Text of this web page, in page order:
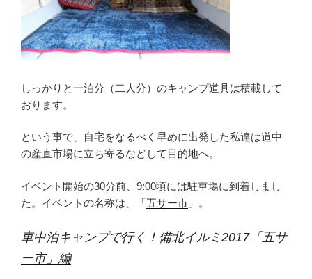
しっかりと一泊分（二人分）のキャンプ道具は積載して
おります。
という事で、自宅をなるべく早めに出発した私達は道中
の産直市場に立ち寄るなどして目的地へ。
イベント開始の30分前、9:00頃には駐車場に到着しまし
た。イベントの名称は、「五サー市 」。
車中泊キャンプで行く！備北イルミ2017「五サ
ー市」編